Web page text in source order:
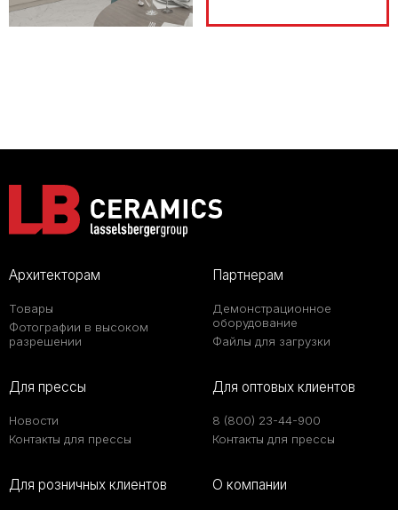
Архитекторам
Товары
Фотографии в высоком
разрешении
Партнерам
Демонстрационное
оборудование
Файлы для загрузки
Для прессы
Новости
Контакты для прессы
Для оптовых клиентов
8 (800) 23-44-900
Контакты для прессы
Для розничных клиентов О компании